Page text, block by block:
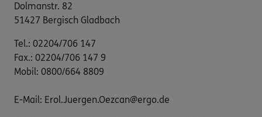
Dolmanstr. 82
51427 Bergisch Gladbach
Tel.: 02204/706 147
Fax.: 02204/706 147 9
Mobil: 0800/664 8809
E-Mail: Erol.Juergen.Oezcan@ergo.de